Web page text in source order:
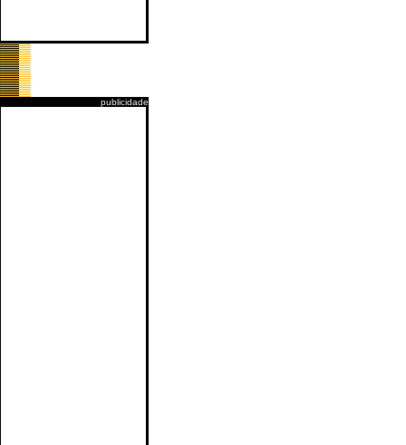
publicidade